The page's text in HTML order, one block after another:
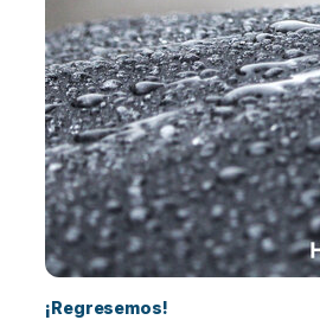
¡Regresemos!